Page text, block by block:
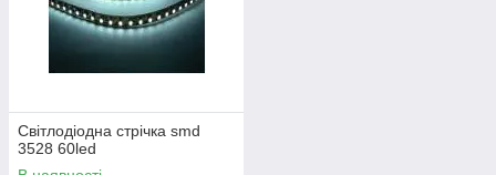
Світлодіодна стрічка smd
3528 60led